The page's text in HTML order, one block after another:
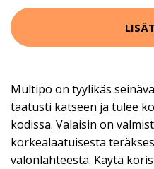
Multipo on tyylikäs
taatusti katseen ja tulee
kodissa. Valaisin on
korkealaatuisesta
valonlähteestä. Käytä